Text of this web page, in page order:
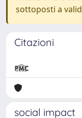
sottoposti a
Citazioni
social impact